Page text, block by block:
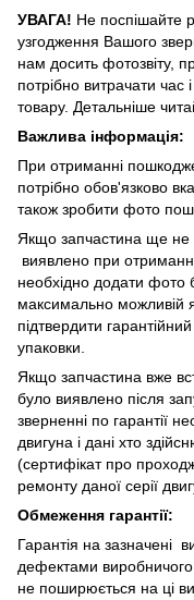
УВАГА! Не поспішайте
узгодження Вашого
нам досить фотозвіту,
потрібно витрачати час
товару. Детальніше
Важлива інформація:
При отриманні
потрібно обов'язково
також зробити фото
Якщо запчастина ще не
виявлено при
необхідно додати фото
максимально можливій
підтвердити
упаковки.
Якщо запчастина вже
було виявлено після
зверненні по гарантії
двигуна і дані хто
(сертифікат про
ремонту даної серії
Обмеження гарантії:
Гарантія на зазначені
дефектами виробничого
не поширюється на ці